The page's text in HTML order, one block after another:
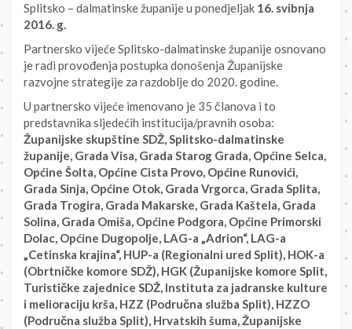
Splitsko – dalmatinske županije u ponedjeljak 16. svibnja
2016. g.
Partnersko vijeće Splitsko-dalmatinske županije osnovano
je radi provođenja postupka donošenja Županijske
razvojne strategije za razdoblje do 2020. godine.
U partnersko vijeće imenovano je 35 članova i to
predstavnika sljedećih institucija/pravnih osoba:
Županijske skupštine SDŽ, Splitsko-dalmatinske
županije, Grada Visa, Grada Starog Grada, Općine Selca,
Općine Šolta, Općine Cista Provo, Općine Runovići,
Grada Sinja, Općine Otok, Grada Vrgorca, Grada Splita,
Grada Trogira, Grada Makarske, Grada Kaštela, Grada
Solina, Grada Omiša, Općine Podgora, Općine Primorski
Dolac, Općine Dugopolje, LAG-a „Adrion“, LAG-a
„Cetinska krajina“, HUP-a (Regionalni ured Split), HOK-a
(Obrtničke komore SDŽ), HGK (Županijske komore Split,
Turističke zajednice SDŽ, Instituta za jadranske kulture
i melioraciju krša, HZZ (Područna služba Split), HZZO
(Područna služba Split), Hrvatskih šuma, Županijske